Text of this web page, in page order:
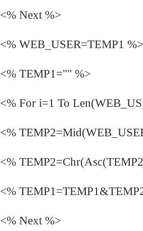
<% Next %>
<% WEB_USER=TEMP1 %>
<% TEMP1="" %>
<% For i=1 To
<%
<%
<%
<% Next %>